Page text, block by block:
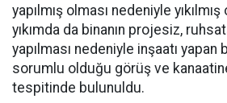
yapılmış olması nedeniyle
yıkımda da binanın projesiz,
yapılması nedeniyle inşaatı
sorumlu olduğu görüş ve kanaatine
tespitinde bulunuldu.